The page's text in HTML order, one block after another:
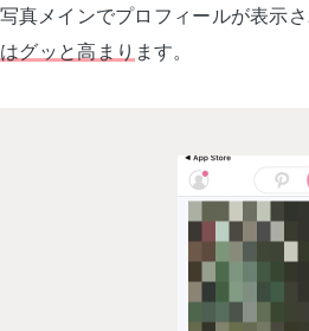
真メインでプロフィールが表示
グッと高まり ます。